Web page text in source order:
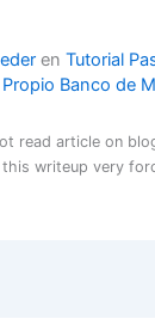
en Tutorial
Banco de
read article on
writeup very